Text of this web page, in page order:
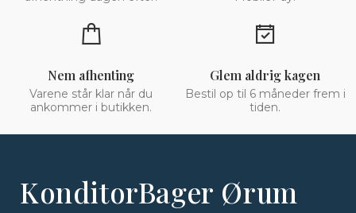
Nem afhenting
Varene står klar når du
ankommer i butikken.
Glem aldrig kagen
Bestil op til 6 måneder frem i
tiden.
KonditorBager Ørum